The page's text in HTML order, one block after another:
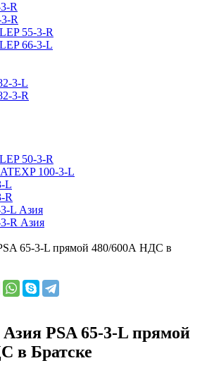
R
R
55-3-R
66-3-L
3-L
3-R
50-3-R
100-3-L
L
R
L Азия
R Азия
65-3-L прямой 480/600А НДС в
PSA 65-3-L прямой
в Братске